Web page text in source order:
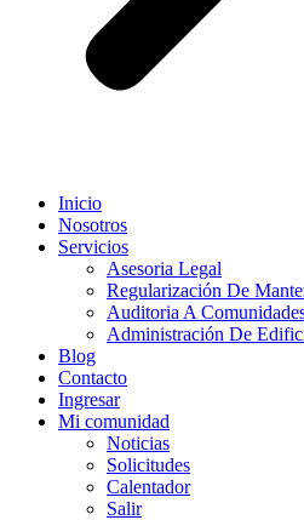
Inicio
Nosotros
Servicios
Asesoria Legal
Regularización De
Auditoria A
Administración De
Blog
Contacto
Ingresar
Mi comunidad
Noticias
Solicitudes
Calentador
Salir